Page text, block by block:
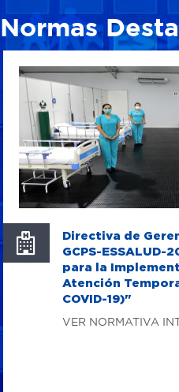
Normas
Directiva de
GCPS-ESSALUD-
para la
Atención
COVID-19)"
VER NORMATIVA